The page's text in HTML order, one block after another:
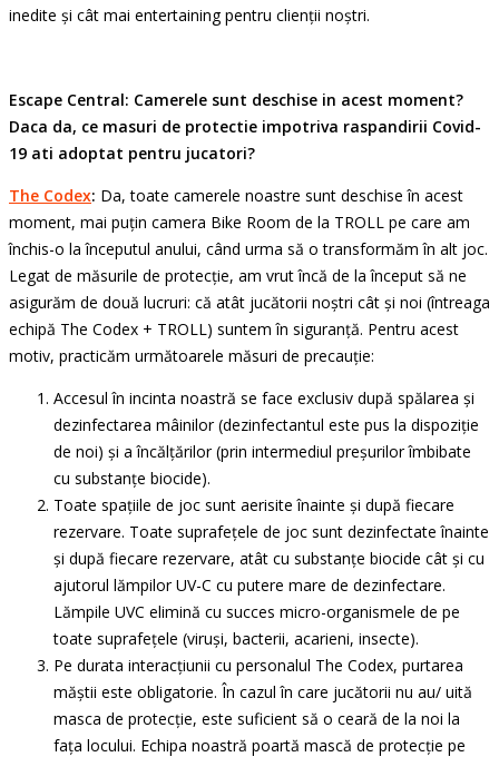
inedite și cât mai entertaining pentru clienții noștri.
Escape Central: Camerele sunt deschise in acest moment?
Daca da, ce masuri de protectie impotriva raspandirii Covid-
19 ati adoptat pentru jucatori?
The Codex: Da, toate camerele noastre sunt deschise în acest
moment, mai puțin camera Bike Room de la TROLL pe care am
închis-o la începutul anului, când urma să o transformăm în alt joc.
Legat de măsurile de protecție, am vrut încă de la început să ne
asigurăm de două lucruri: că atât jucătorii noștri cât și noi (întreaga
echipă The Codex + TROLL) suntem în siguranță. Pentru acest
motiv, practicăm următoarele măsuri de precauție:
Accesul în incinta noastră se face exclusiv după spălarea și
dezinfectarea mâinilor (dezinfectantul este pus la dispoziție
de noi) și a încălțărilor (prin intermediul preșurilor îmbibate
cu substanțe biocide).
Toate spațiile de joc sunt aerisite înainte și după fiecare
rezervare. Toate suprafețele de joc sunt dezinfectate înainte
și după fiecare rezervare, atât cu substanțe biocide cât și cu
ajutorul lămpilor UV-C cu putere mare de dezinfectare.
Lămpile UVC elimină cu succes micro-organismele de pe
toate suprafețele (viruși, bacterii, acarieni, insecte).
Pe durata interacțiunii cu personalul The Codex, purtarea
măștii este obligatorie. În cazul în care jucătorii nu au/ uită
masca de protecție, este suficient să o ceară de la noi la
fața locului. Echipa noastră poartă mască de protecție pe